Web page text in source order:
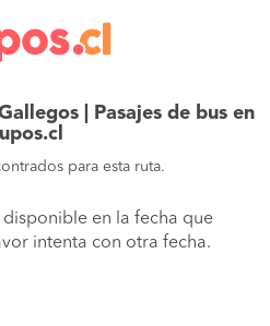
| Pasajes de bus en
para esta ruta.
disponible en la fecha que
intenta con otra fecha.